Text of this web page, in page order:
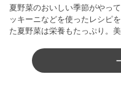
夏野菜のおいしい季節がやっ
ッキーニなどを使ったレシピ
た夏野菜は栄養もたっぷり。